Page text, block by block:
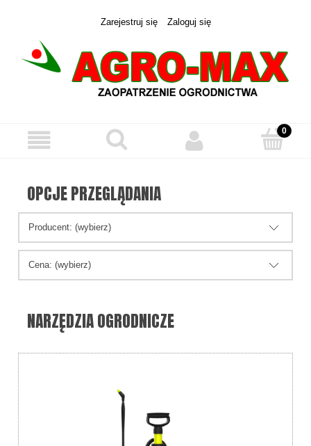
Zarejestruj się Zaloguj się
OPCJE PRZEGLĄDANIA
Producent: (wybierz)
Cena: (wybierz)
NARZĘDZIA OGRODNICZE